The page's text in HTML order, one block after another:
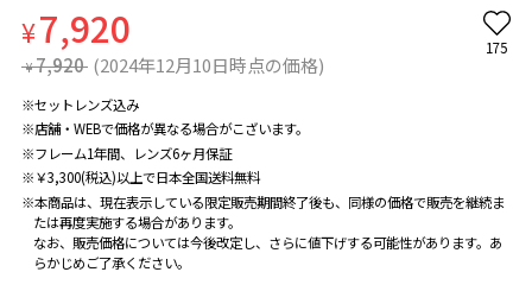
¥7,920
¥ 7,920 (2024年12月10日時点の価格)
175
※セットレンズ込み
※店舗・WEBで価格が異なる場合がこざいます。
※フレーム1年間、レンズ6ヶ月保証
※￥3,300(税込)以上で日本全国送料無料
※本商品は、現在表示している限定販売期間終了後も、同様の価格で販売を継続ま
たは再度実施する場合があります。
なお、販売価格については今後改定し、さらに値下げする可能性があります。あ
らかじめご了承ください。